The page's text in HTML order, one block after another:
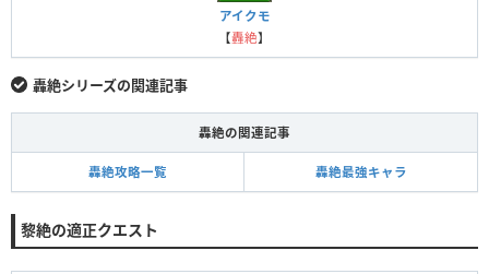
アイクモ
【轟絶】
轟絶シリーズの関連記事
轟絶の関連記事
轟絶攻略一覧 轟絶最強キャラ
黎絶の適正クエスト